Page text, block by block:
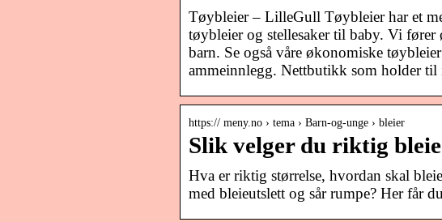
Tøybleier – LilleGull Tøybleier har et
tøybleier og stellesaker til baby. Vi
barn. Se også våre økonomiske
ammeinnlegg. Nettbutikk som holder
https:// meny.no › tema › Barn-og-unge › bleier
Slik velger du riktig
Hva er riktig størrelse, hvordan skal
med bleieutslett og sår rumpe? Her får